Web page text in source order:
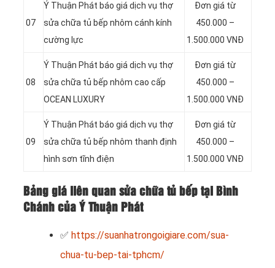
07
Ý Thuận Phát báo giá dịch vụ thợ
sửa chữa tủ bếp nhôm cánh kính
cường lực
Đơn giá từ
450.000 –
1.500.000 VNĐ
08
Ý Thuận Phát báo giá dịch vụ thợ
sửa chữa tủ bếp nhôm cao cấp
OCEAN LUXURY
Đơn giá từ
450.000 –
1.500.000 VNĐ
09
Ý Thuận Phát báo giá dịch vụ thợ
sửa chữa tủ bếp nhôm thanh định
hình sơn tĩnh điện
Đơn giá từ
450.000 –
1.500.000 VNĐ
Bảng giá liên quan sửa chữa tủ bếp tại Bình
Chánh của Ý Thuận Phát
✅ https://suanhatrongoigiare.com/sua-
chua-tu-bep-tai-tphcm/